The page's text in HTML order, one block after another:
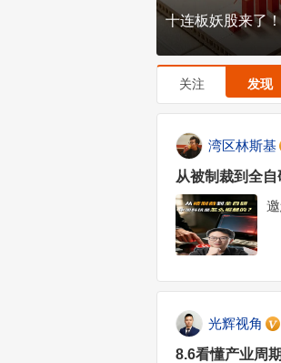
国泰航空的八十
运的长空博弈
关注 发现
湾区林斯基
从被制裁到全
光辉视角
8.6看懂产业周